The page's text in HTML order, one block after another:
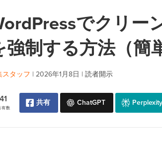
でクリー
強制する方法（簡
スタッフ | 2026年1月8日 | 読者開示
有数
41 共有 ChatGPT Perplexity